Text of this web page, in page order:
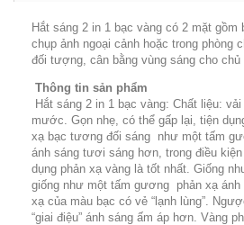
Hắt sáng 2 in 1 bạc vàng có 2 mặt gồm
chụp ảnh ngoại cảnh hoặc trong phòng
đối tượng, cân bằng vùng sáng cho chủ
Thông tin sản phẩm
Hắt sáng 2 in 1 bạc vàng: Chất liệu:
mước. Gọn nhẹ, có thể gấp lại, tiện
xạ bạc tương đối sáng như một tấm
ánh sáng tươi sáng hơn, trong điều
dụng phản xạ vàng là tốt nhất. Giống
giống như một tấm gương phản xạ
xạ của màu bạc có vẻ “lạnh lùng”.
“giai điệu” ánh sáng ấm áp hơn. Vàng